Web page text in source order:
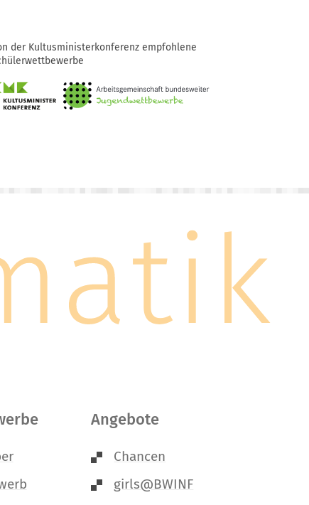
der Kultusministerkonferenz empfohlene
Angebote
Chancen
girls@BWINF